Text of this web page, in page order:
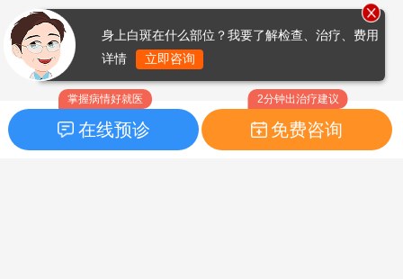
掌握病情好就医
在线预诊
2分钟出治疗建议
免费咨询
身上白斑在什么部位？我要了解检查、治疗、费用
详情
立即咨询